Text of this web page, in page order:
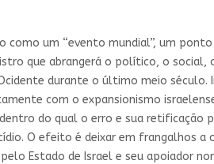
um “evento mundial”, um
que abrangerá o político, o
durante o último meio século.
com o expansionismo
do qual o erro e sua retificação
O efeito é deixar em frangalhos a
Estado de Israel e seu apoiador